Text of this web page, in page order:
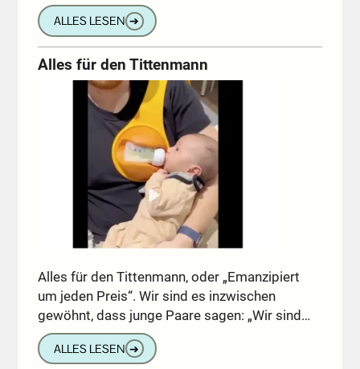
ALLES LESEN ➔
Alles für den Tittenmann
Alles für den Tittenmann, oder „Emanzipiert
um jeden Preis“. Wir sind es inzwischen
gewöhnt, dass junge Paare sagen: „Wir sind…
ALLES LESEN ➔